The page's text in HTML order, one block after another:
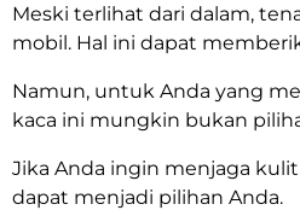
Meski terlihat dari dalam,
mobil. Hal ini dapat
Namun, untuk Anda yang
kaca ini mungkin bukan
Jika Anda ingin menjaga
dapat menjadi pilihan Anda.